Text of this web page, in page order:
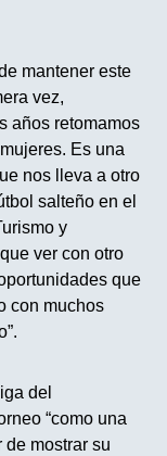
mantener este
vez,
años retomamos
Es una
nos lleva a otro
salteño en el
y
ver con otro
que
con muchos
del
“como una
mostrar su